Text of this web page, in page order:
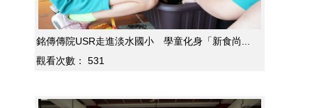
銘傳傳院USR走進淡水國小 學童化身「新食尚...
觀看次數：
531